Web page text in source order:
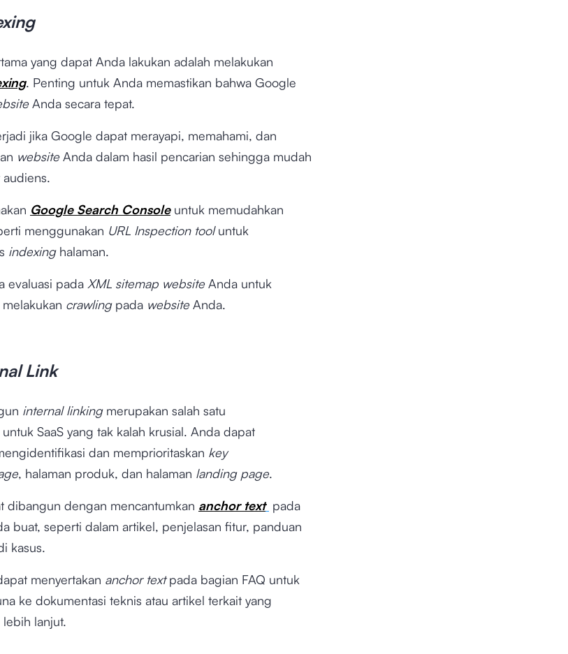
yang dapat Anda lakukan adalah melakukan
. Penting untuk Anda memastikan bahwa Google
Anda secara tepat.
jika Google dapat merayapi, memahami, dan
website Anda dalam hasil pencarian sehingga mudah
Google Search Consoleuntuk memudahkan
menggunakan URL Inspection tooluntuk
indexinghalaman.
evaluasi pada XML sitemap websiteAnda untuk
crawling pada websiteAnda.
Link
internal linkingmerupakan salah satu
SaaS yang tak kalah krusial. Anda dapat
dan memprioritaskan key
, halaman produk, dan halaman landing page.
dibangun dengan mencantumkan anchor text pada
buat, seperti dalam artikel, penjelasan fitur, panduan
kasus.
menyertakan anchor textpada bagian FAQ untuk
ke dokumentasi teknis atau artikel terkait yang
lanjut.